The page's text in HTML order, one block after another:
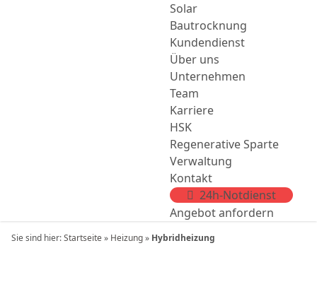
Solar
Bautrocknung
Kundendienst
Über uns
Unternehmen
Team
Karriere
HSK
Regenerative Sparte
Verwaltung
Kontakt
24h-Notdienst
Angebot anfordern
Sie sind hier:Startseite» Heizung» Hybridheizung